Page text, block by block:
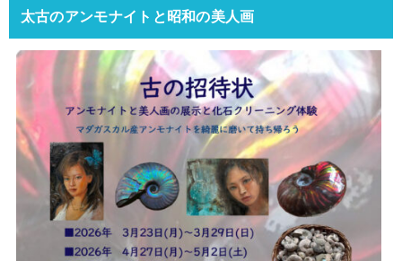
太古のアンモナイトと昭和の美人画